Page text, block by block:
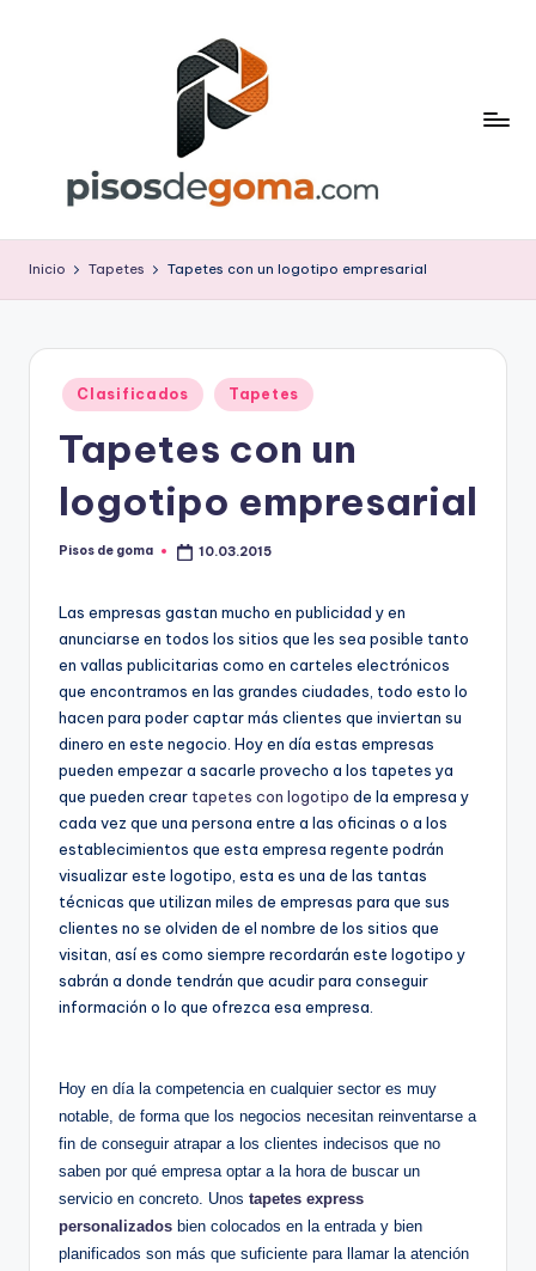
is
o
s
m
Inicio Tapetes Tapetes con un logotipo empresarial
Publicado
en
Clasificados Tapetes
Tapetes con un
logotipo empresarial
Publicado
Pisos de goma 10.03.2015
Las empresas gastan mucho en publicidad y en
anunciarse en todos los sitios que les sea posible tanto
en vallas publicitarias como en carteles electrónicos
que encontramos en las grandes ciudades, todo esto lo
hacen para poder captar más clientes que inviertan su
dinero en este negocio. Hoy en día estas empresas
pueden empezar a sacarle provecho a los tapetes ya
que pueden crear tapetes con logotipo de la empresa y
cada vez que una persona entre a las oficinas o a los
establecimientos que esta empresa regente podrán
visualizar este logotipo, esta es una de las tantas
técnicas que utilizan miles de empresas para que sus
clientes no se olviden de el nombre de los sitios que
visitan, así es como siempre recordarán este logotipo y
sabrán a donde tendrán que acudir para conseguir
información o lo que ofrezca esa empresa.
Hoy en día la competencia en cualquier sector es muy
notable, de forma que los negocios necesitan reinventarse a
fin de conseguir atrapar a los clientes indecisos que no
saben por qué empresa optar a la hora de buscar un
servicio en concreto. Unos tapetes express
personalizados bien colocados en la entrada y bien
planificados son más que suficiente para llamar la atención